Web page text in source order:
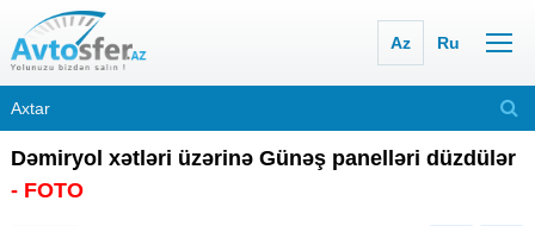
Az Ru
Dəmiryol xətləri üzərinə Günəş panelləri düzdülər
- FOTO